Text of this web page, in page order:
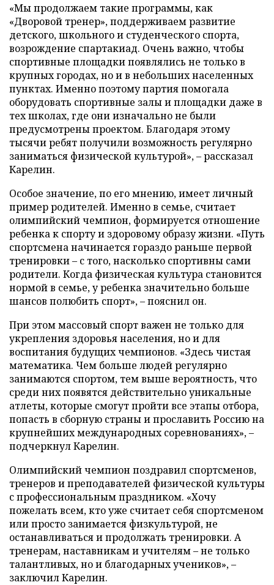
«Мы продолжаем такие программы, как
«Дворовой тренер», поддерживаем развитие
детского, школьного и студенческого спорта,
возрождение спартакиад. Очень важно, чтобы
спортивные площадки появлялись не только в
крупных городах, но и в небольших населенных
пунктах. Именно поэтому партия помогала
оборудовать спортивные залы и площадки даже в
тех школах, где они изначально не были
предусмотрены проектом. Благодаря этому
тысячи ребят получили возможность регулярно
заниматься физической культурой», – рассказал
Карелин.
Особое значение, по его мнению, имеет личный
пример родителей. Именно в семье, считает
олимпийский чемпион, формируется отношение
ребенка к спорту и здоровому образу жизни. «Путь
спортсмена начинается гораздо раньше первой
тренировки – с того, насколько спортивны сами
родители. Когда физическая культура становится
нормой в семье, у ребенка значительно больше
шансов полюбить спорт», – пояснил он.
При этом массовый спорт важен не только для
укрепления здоровья населения, но и для
воспитания будущих чемпионов. «Здесь чистая
математика. Чем больше людей регулярно
занимаются спортом, тем выше вероятность, что
среди них появятся действительно уникальные
атлеты, которые смогут пройти все этапы отбора,
попасть в сборную страны и прославить Россию на
крупнейших международных соревнованиях», –
подчеркнул Карелин.
Олимпийский чемпион поздравил спортсменов,
тренеров и преподавателей физической культуры
с профессиональным праздником. «Хочу
пожелать всем, кто уже считает себя спортсменом
или просто занимается физкультурой, не
останавливаться и продолжать тренировки. А
тренерам, наставникам и учителям – не только
талантливых, но и благодарных учеников», –
заключил Карелин.